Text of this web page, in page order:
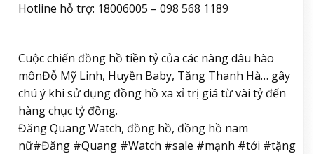
Hotline hỗ trợ: 18006005 – 098 568 1189
Cuộc chiến đồng hồ tiền tỷ của các nàng dâu hào
mônĐỗ Mỹ Linh, Huyền Baby, Tăng Thanh Hà… gây
chú ý khi sử dụng đồng hồ xa xỉ trị giá từ vài tỷ đến
hàng chục tỷ đồng.
Đăng Quang Watch, đồng hồ, đồng hồ nam
nữ#Đăng #Quang #Watch #sale #mạnh #tới #tặng